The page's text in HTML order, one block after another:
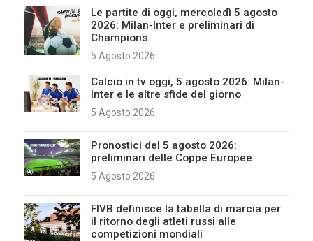
Le partite di oggi, mercoledì 5 agosto
2026: Milan-Inter e preliminari di
Champions
5 Agosto 2026
Calcio in tv oggi, 5 agosto 2026: Milan-
Inter e le altre sfide del giorno
5 Agosto 2026
Pronostici del 5 agosto 2026:
preliminari delle Coppe Europee
5 Agosto 2026
FIVB definisce la tabella di marcia per
il ritorno degli atleti russi alle
competizioni mondiali